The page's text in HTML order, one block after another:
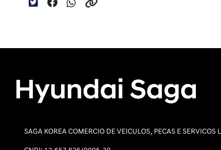
SAGA KOREA COMERCIO DE VEICULOS, PECAS E SERVICOS